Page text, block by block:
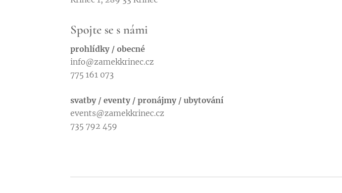
Spojte se s námi
prohlídky / obecné
info@zamekkrinec.cz
775 161 073
svatby / eventy / pronájmy / ubytování
events@zamekkrinec.cz
735 792 459